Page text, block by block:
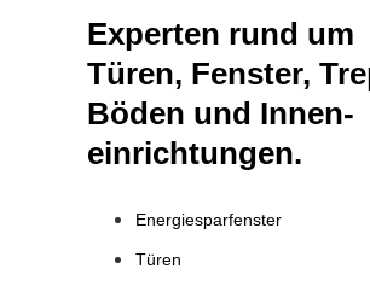
Experten rund um
Türen, Fenster,
Böden und Innen­
einrichtungen.
Energiesparfenster
Türen